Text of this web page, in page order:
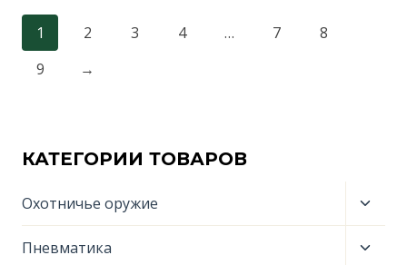
1 2 3 4 … 7
8
9
→
КАТЕГОРИИ ТОВАРОВ
Охотничье оружие
меню
Пневматика